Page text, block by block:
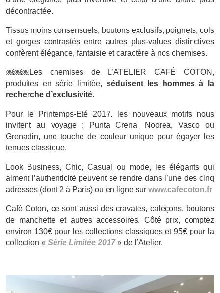
décontractée.
Tissus moins consensuels, boutons exclusifs, poignets, cols
et gorges contrastés entre autres plus-values distinctives
confèrent élégance, fantaisie et caractère à nos chemises.
￼￼￼Les chemises de L’ATELIER CAFÉ COTON,
produites en série limitée, séduisent les hommes à la
recherche d’exclusivité.
Pour le Printemps-Eté 2017, les nouveaux motifs nous
invitent au voyage : Punta Crena, Noorea, Vasco ou
Grenadin, une touche de couleur unique pour égayer les
tenues classique.
Look Business, Chic, Casual ou mode, les élégants qui
aiment l’authenticité peuvent se rendre dans l’une des cinq
adresses (dont 2 à Paris) ou en ligne sur www.cafecoton.fr
Café Coton, ce sont aussi des cravates, caleçons, boutons
de manchette et autres accessoires. Côté prix, comptez
environ 130€ pour les collections classiques et 95€ pour la
collection « Série Limitée 2017» de l’Atelier.